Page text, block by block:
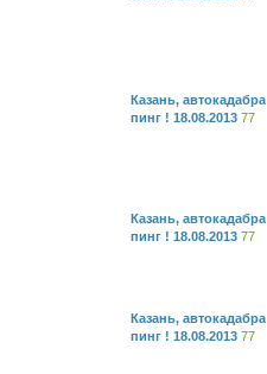
Казань, автокадабра
пинг ! 18.08.2013 77
Казань, автокадабра
пинг ! 18.08.2013 77
Казань, автокадабра
пинг ! 18.08.2013 77